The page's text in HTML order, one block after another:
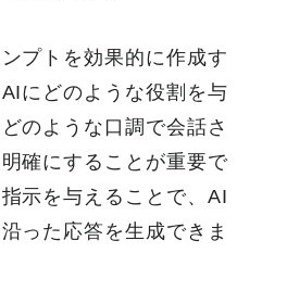
プトを効果的に作成す
にどのような役割を与
のような口調で会話さ
確にすることが重要で
示を与えることで、AI
った応答を生成できま